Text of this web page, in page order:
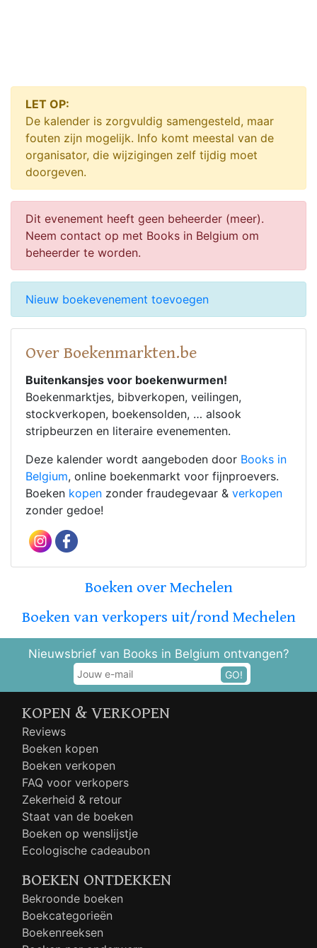
LET OP:
De kalender is zorgvuldig samengesteld, maar
fouten zijn mogelijk. Info komt meestal van de
organisator, die wijzigingen zelf tijdig moet
doorgeven.
Dit evenement heeft geen beheerder (meer).
Neem contact op met Books in Belgium om
beheerder te worden.
Nieuw boekevenement toevoegen
Over Boekenmarkten.be
Buitenkansjes voor boekenwurmen!
Boekenmarktjes, bibverkopen, veilingen,
stockverkopen, boekensolden, … alsook
stripbeurzen en literaire evenementen.
Deze kalender wordt aangeboden door Books in
Belgium, online boekenmarkt voor fijnproevers.
Boeken kopen zonder fraudegevaar & verkopen
zonder gedoe!
Boeken over Mechelen
Boeken van verkopers uit/rond Mechelen
Nieuwsbrief van Books in Belgium ontvangen?
GO!
KOPEN & VERKOPEN
Reviews
Boeken kopen
Boeken verkopen
FAQ voor verkopers
Zekerheid & retour
Staat van de boeken
Boeken op wenslijstje
Ecologische cadeaubon
BOEKEN ONTDEKKEN
Bekroonde boeken
Boekcategorieën
Boekenreeksen